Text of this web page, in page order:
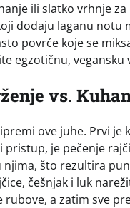
ili slatko vrhnje
dodaju laganu notu
povrće koje se
egzotičnu, vegansku
vs.
ove juhe. Prvi
je pečenje
što rezultira
češnjak i luk
a zatim sve